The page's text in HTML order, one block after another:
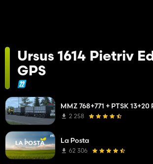
Ursus 1614 Pietriv
GPS
MMZ 768+771 + PTSK 13+20
2 258
La Posta
62 306